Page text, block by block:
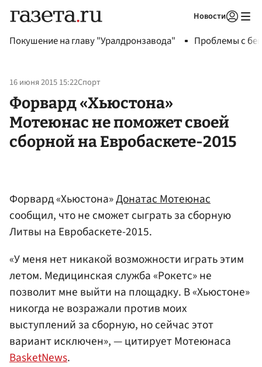
Новости
Покушение на главу "Уралдронзавода" Проблемы с
16 июня 2015 15:22Спорт
Форвард «Хьюстона»
Мотеюнас не поможет своей
сборной на Евробаскете-2015
Форвард «Хьюстона»Донатас Мотеюнас
сообщил, что не сможет сыграть за сборную
Литвы на Евробаскете-2015.
«У меня нет никакой возможности играть этим
летом. Медицинская служба «Рокетс» не
позволит мне выйти на площадку. В «Хьюстоне»
никогда не возражали против моих
выступлений за сборную, но сейчас этот
вариант исключен», — цитирует Мотеюнаса
BasketNews.